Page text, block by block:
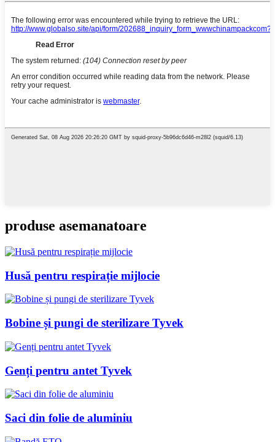
produse asemanatoare
Husă pentru respirație mijlocie
Bobine și pungi de sterilizare Tyvek
Genți pentru antet Tyvek
Saci din folie de aluminiu